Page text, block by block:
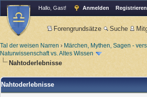
Hallo, Gast! Anmelden Registrieren
Forengrundsätze Suche
Tal der weisen Narren › Märchen, Mythen, Sagen -
Naturwissenschaft vs. Altes Wissen
Nahtoderlebnisse
Nahtoderlebnisse